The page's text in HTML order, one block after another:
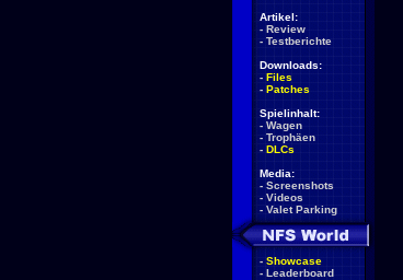
Artikel:
- Review
- Testberichte
Downloads:
- Files
- Patches
Spielinhalt:
- Wagen
- Trophäen
- DLCs
Media:
- Screenshots
- Videos
- Valet Parking
- Showcase
- Leaderboard